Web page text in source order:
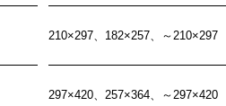
210×297、182×257、～210×297
297×420、257×364、～297×420